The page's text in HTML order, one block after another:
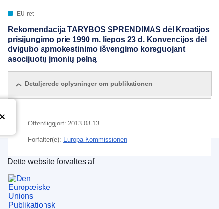
EU-ret
Rekomendacija TARYBOS SPRENDIMAS dėl Kroatijos
prisijungimo prie 1990 m. liepos 23 d. Konvencijos dėl
dvigubo apmokestinimo išvengimo koreguojant
asocijuotų įmonių pelną
Detaljerede oplysninger om publikationen
Offentliggjort: 2013-08-13
Forfatter(e): Europa-Kommissionen
Emne:dobbeltbeskatning
CELEX : 52013PC0586
COMNAT : COM_2013_0586_FIN
Den Europæiske Unions Publikationskontor
Dette website forvaltes af